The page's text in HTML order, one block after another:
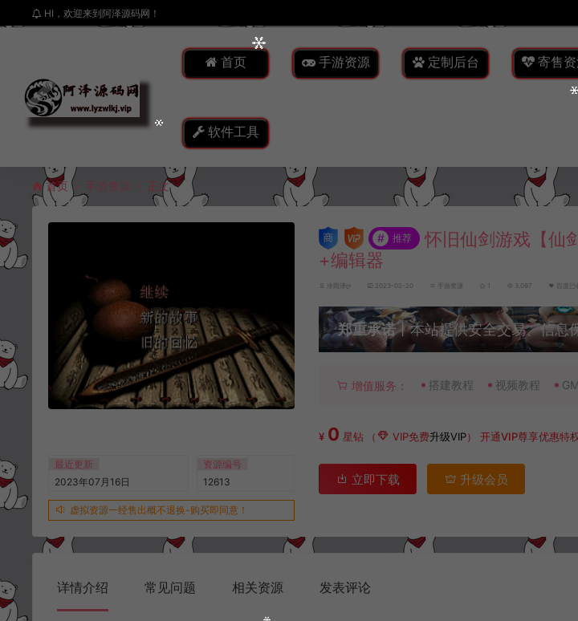
HI，欢迎来到阿泽源码网！
首页 手游资源 定制后台 寄售
软件工具
首页 手游资源 正文
最近更新
2023年07月16日
资源编号
12613
虚拟资源一经售出概不退换-购买即同意！
# 推荐
怀旧仙剑游戏【仙
+编辑器
冷雨泽ღ 2023-02-20 手游资源 1 3,097 百度已
郑重承诺丨本站提供安全交易、信
增值服务： 搭建教程 视频教程
¥ 0 星钻 （ VIP免费升级VIP）开通VIP尊享优惠特
立即下载 升级会员
详情介绍 常见问题 相关资源 发表评论